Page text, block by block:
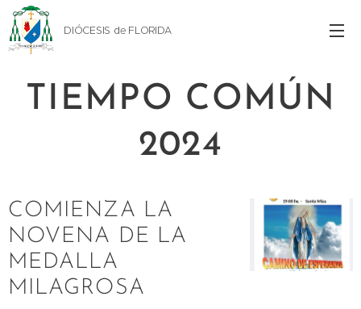
DIÓCESIS de FLORIDA
TIEMPO COMÚN
2024
COMIENZA LA
NOVENA DE LA
MEDALLA
MILAGROSA